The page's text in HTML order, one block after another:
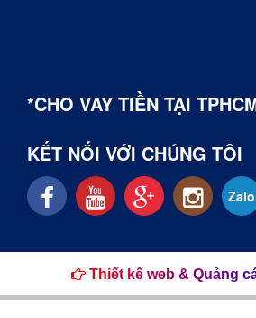
*CHO VAY TIỀN TẠI
KẾT NỐI VỚI CHÚNG TÔI
Zalo
Thiết kế web & Quảng